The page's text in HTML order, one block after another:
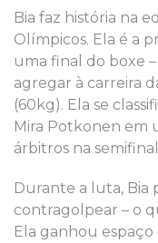
Bia faz história na
Olímpicos. Ela é a
uma final do boxe
agregar à carreira
(60kg). Ela se
Mira Potkonen em
árbitros na
Durante a luta, Bia
contragolpear – o
Ela ganhou